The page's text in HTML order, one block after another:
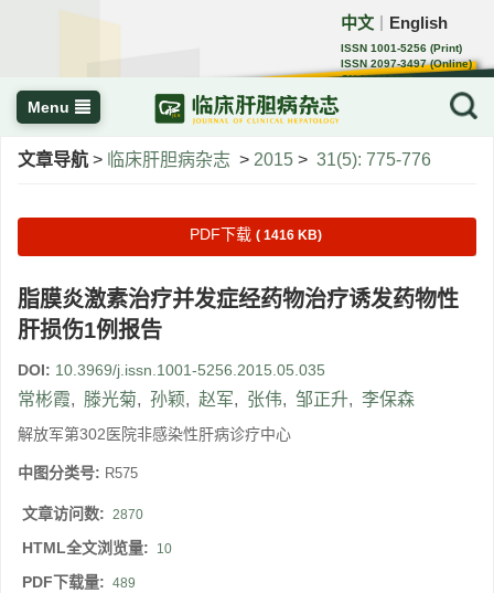
中文 English
ISSN 1001-5256 (Print)
ISSN 2097-3497 (Online)
CN 22-1108/R
Menu
文章导航 > 临床肝胆病杂志 > 2015 > 31(5): 775-776
PDF下载 ( 1416 KB)
脂膜炎激素治疗并发症经药物治疗诱发药物性
肝损伤1例报告
DOI: 10.3969/j.issn.1001-5256.2015.05.035
常彬霞, 滕光菊, 孙颖, 赵军, 张伟, 邹正升, 李保森
解放军第302医院非感染性肝病诊疗中心
中图分类号: R575
文章访问数: 2870
HTML全文浏览量: 10
PDF下载量: 489